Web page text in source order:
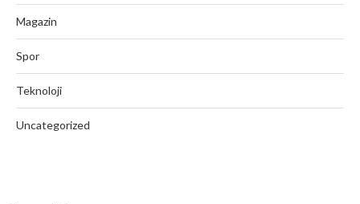
Magazin
Spor
Teknoloji
Uncategorized